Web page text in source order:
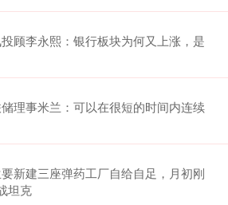
顾李永熙：银行板块为何又上涨，是
理事米兰：可以在很短的时间内连续
新建三座弹药工厂自给自足，月初刚
坦克